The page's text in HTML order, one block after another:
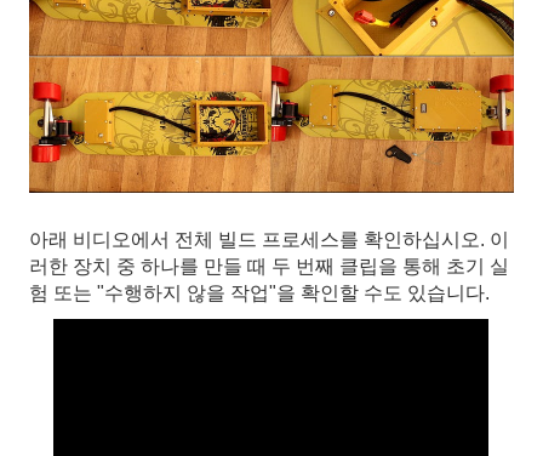
아래 비디오에서 전체 빌드 프로세스를 확인하십시오. 이
러한 장치 중 하나를 만들 때 두 번째 클립을 통해 초기 실
험 또는 "수행하지 않을 작업"을 확인할 수도 있습니다.